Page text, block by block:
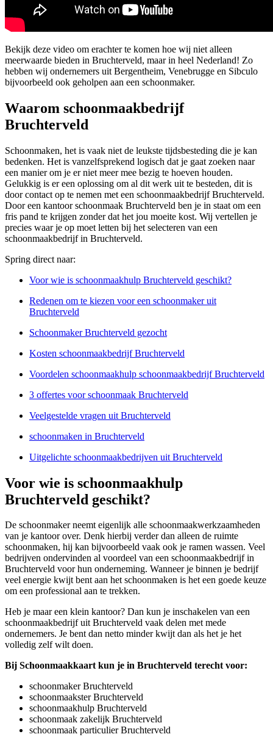
Bekijk deze video om erachter te komen hoe wij niet alleen
meerwaarde bieden in Bruchterveld, maar in heel Nederland! Zo
hebben wij ondernemers uit Bergentheim, Venebrugge en Sibculo
bijvoorbeeld ook geholpen aan een schoonmaker.
Waarom schoonmaakbedrijf
Bruchterveld
Schoonmaken, het is vaak niet de leukste tijdsbesteding die je kan
bedenken. Het is vanzelfsprekend logisch dat je gaat zoeken naar
een manier om je er niet meer mee bezig te hoeven houden.
Gelukkig is er een oplossing om al dit werk uit te besteden, dit is
door contact op te nemen met een schoonmaakbedrijf Bruchterveld.
Door een kantoor schoonmaak Bruchterveld ben je in staat om een
fris pand te krijgen zonder dat het jou moeite kost. Wij vertellen je
precies waar je op moet letten bij het selecteren van een
schoonmaakbedrijf in Bruchterveld.
Spring direct naar:
Voor wie is schoonmaakhulp Bruchterveld geschikt?
Redenen om te kiezen voor een schoonmaker uit
Bruchterveld
Schoonmaker Bruchterveld gezocht
Kosten schoonmaakbedrijf Bruchterveld
Voordelen schoonmaakhulp schoonmaakbedrijf Bruchterveld
3 offertes voor schoonmaak Bruchterveld
Veelgestelde vragen uit Bruchterveld
schoonmaken in Bruchterveld
Uitgelichte schoonmaakbedrijven uit Bruchterveld
Voor wie is schoonmaakhulp
Bruchterveld geschikt?
De schoonmaker neemt eigenlijk alle schoonmaakwerkzaamheden
van je kantoor over. Denk hierbij verder dan alleen de ruimte
schoonmaken, hij kan bijvoorbeeld vaak ook je ramen wassen. Veel
bedrijven ondervinden al voordeel van een schoonmaakbedrijf in
Bruchterveld voor hun onderneming. Wanneer je binnen je bedrijf
veel energie kwijt bent aan het schoonmaken is het een goede keuze
om een professional aan te trekken.
Heb je maar een klein kantoor? Dan kun je inschakelen van een
schoonmaakbedrijf uit Bruchterveld vaak delen met mede
ondernemers. Je bent dan netto minder kwijt dan als het je het
volledig zelf wilt doen.
Bij Schoonmaakkaart kun je in Bruchterveld terecht voor:
schoonmaker Bruchterveld
schoonmaakster Bruchterveld
schoonmaakhulp Bruchterveld
schoonmaak zakelijk Bruchterveld
schoonmaak particulier Bruchterveld